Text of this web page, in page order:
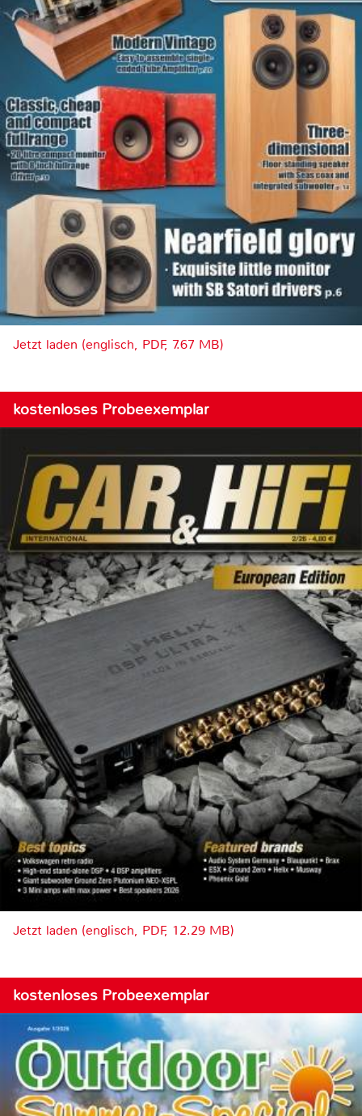
Jetzt laden (englisch, PDF, 7.67 MB)
kostenloses Probeexemplar
Jetzt laden (englisch, PDF, 12.29 MB)
kostenloses Probeexemplar